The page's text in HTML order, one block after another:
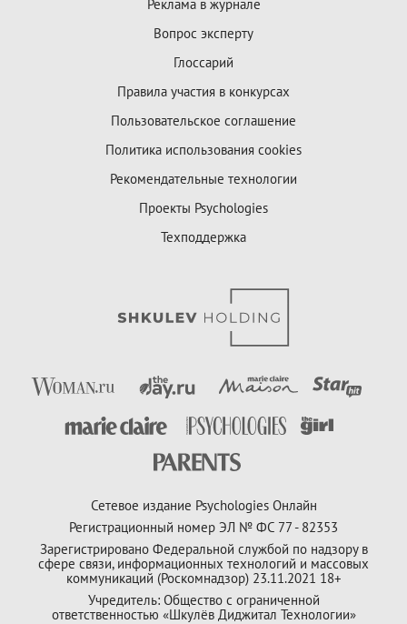
Реклама в журнале
Вопрос эксперту
Глоссарий
Правила участия в конкурсах
Пользовательское соглашение
Политика использования cookies
Рекомендательные технологии
Проекты Psychologies
Техподдержка
Сетевое издание Psychologies Онлайн
Регистрационный номер ЭЛ № ФС 77 - 82353
Зарегистрировано Федеральной службой по надзору в
сфере связи, информационных технологий и массовых
коммуникаций (Роскомнадзор) 23.11.2021 18+
Учредитель: Общество с ограниченной
ответственностью «Шкулёв Диджитал Технологии»